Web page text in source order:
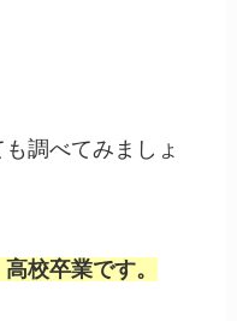
調べてみましょ
校卒業です。